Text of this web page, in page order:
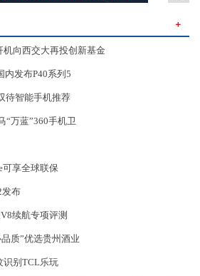
＋
向西交大再投创新基金
内发布P40系列5
待智能手机推荐
“万蓝”360手机卫
可享全球联保
发布
续航专项评测
质”优选贵州酒业
识别TCL乐玩